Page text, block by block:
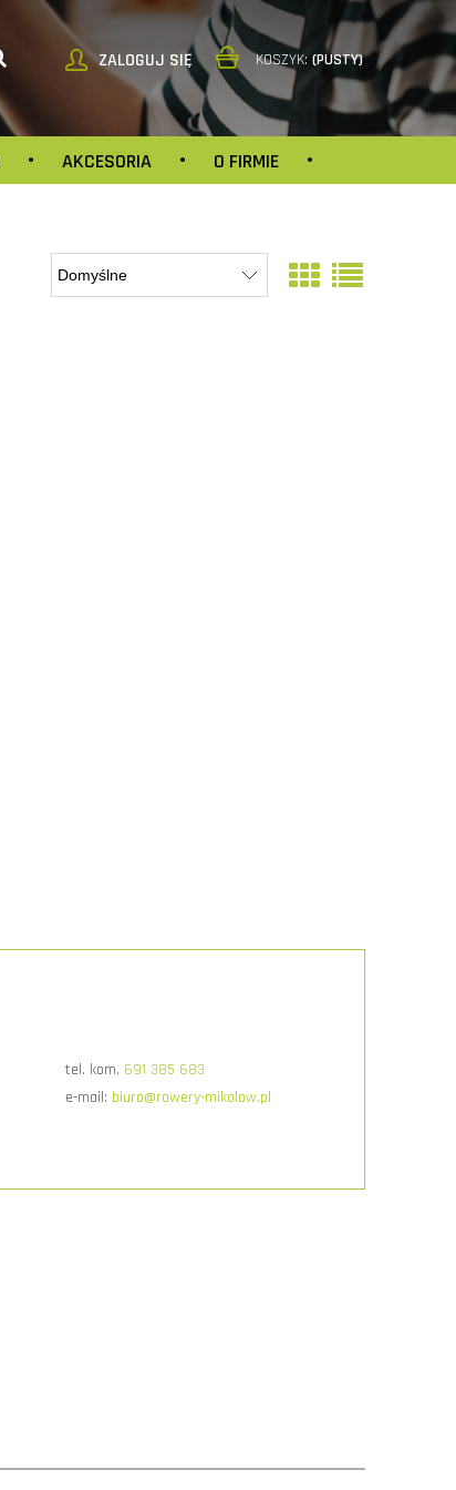
KOSZYK: (PUSTY)
ZALOGUJ SIĘ
AKCESORIA
O FIRMIE
tel. kom. 691 385 683
e-mail: biuro@rowery-mikolow.pl